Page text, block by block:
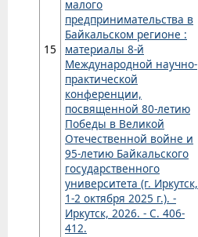
15
малого
предпринимательства в
Байкальском регионе :
материалы 8-й
Международной научно-
практической
конференции,
посвященной 80-летию
Победы в Великой
Отечественной войне и
95-летию Байкальского
государственного
университета (г. Иркутск,
1-2 октября 2025 г.). -
Иркутск, 2026. - С. 406-
412.